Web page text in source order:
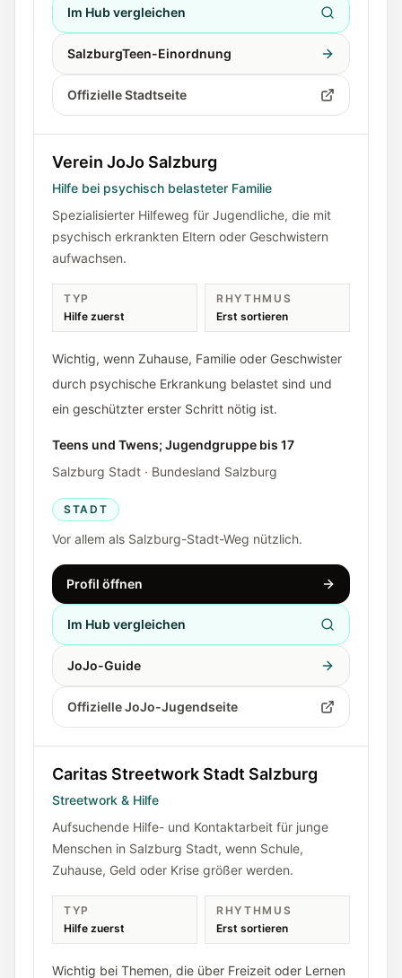
Im Hub vergleichen
SalzburgTeen-Einordnung
Offizielle Stadtseite
Verein JoJo Salzburg
Hilfe bei psychisch belasteter Familie
Spezialisierter Hilfeweg für Jugendliche, die mit
psychisch erkrankten Eltern oder Geschwistern
aufwachsen.
TYP
Hilfe zuerst
RHYTHMUS
Erst sortieren
Wichtig, wenn Zuhause, Familie oder Geschwister
durch psychische Erkrankung belastet sind und
ein geschützter erster Schritt nötig ist.
Teens und Twens; Jugendgruppe bis 17
Salzburg Stadt · Bundesland Salzburg
STADT
Vor allem als Salzburg-Stadt-Weg nützlich.
Profil öffnen
Im Hub vergleichen
JoJo-Guide
Offizielle JoJo-Jugendseite
Caritas Streetwork Stadt Salzburg
Streetwork & Hilfe
Aufsuchende Hilfe- und Kontaktarbeit für junge
Menschen in Salzburg Stadt, wenn Schule,
Zuhause, Geld oder Krise größer werden.
TYP
Hilfe zuerst
RHYTHMUS
Erst sortieren
Wichtig bei Themen, die über Freizeit oder Lernen